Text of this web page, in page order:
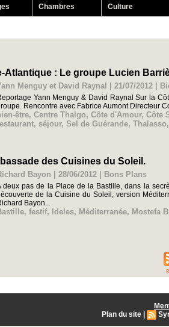
Chambres Culture
: Le groupe Lucien
Menguy et David Raynal | 21/07/2012
Yann Menguy & David Raynal Sur la
Rencontre avec Fabrice Aumont Directeur
être, Centre Thalgo, Côte d'Amour, Côte
, séjour, Sel de Guérande, Thalasso,
des Cuisines du Soleil.
Bayon | 28/06/2012 Bons Plans
deux pas de la Place de la Bastille, dans la
de la Cuisine du Soleil, version
Bayon...
, festif, Ideles, Méditerranée, Mostefa
Plan du site